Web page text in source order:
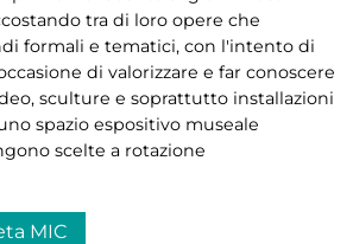
tra di loro opere che
formali e tematici, con l'intento di
di valorizzare e far conoscere
sculture e soprattutto installazioni
spazio espositivo museale
scelte a rotazione
MIC